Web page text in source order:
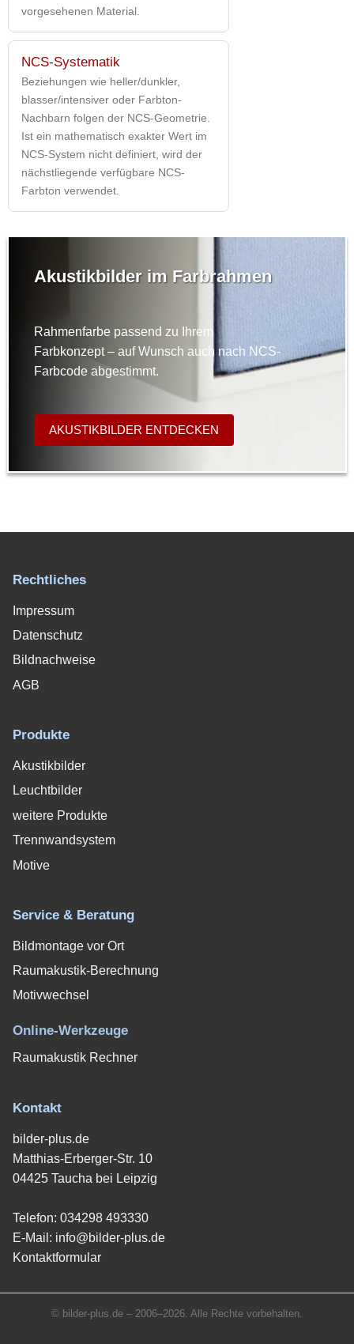
vorgesehenen Material.
NCS-Systematik
Beziehungen wie heller/dunkler,
blasser/intensiver oder Farbton-
Nachbarn folgen der NCS-Geometrie.
Ist ein mathematisch exakter Wert im
NCS-System nicht definiert, wird der
nächstliegende verfügbare NCS-
Farbton verwendet.
Akustikbilder im Farbrahmen
Rahmenfarbe passend zu Ihrem
Farbkonzept – auf Wunsch auch nach NCS-
Farbcode abgestimmt.
AKUSTIKBILDER ENTDECKEN
Rechtliches
Impressum
Datenschutz
Bildnachweise
AGB
Produkte
Akustikbilder
Leuchtbilder
weitere Produkte
Trennwandsystem
Motive
Service & Beratung
Bildmontage vor Ort
Raumakustik-Berechnung
Motivwechsel
Online-Werkzeuge
Raumakustik Rechner
Kontakt
bilder-plus.de
Matthias-Erberger-Str. 10
04425 Taucha bei Leipzig
Telefon: 034298 493330
E-Mail: info@bilder-plus.de
Kontaktformular
© bilder-plus.de – 2006–2026. Alle Rechte vorbehalten.